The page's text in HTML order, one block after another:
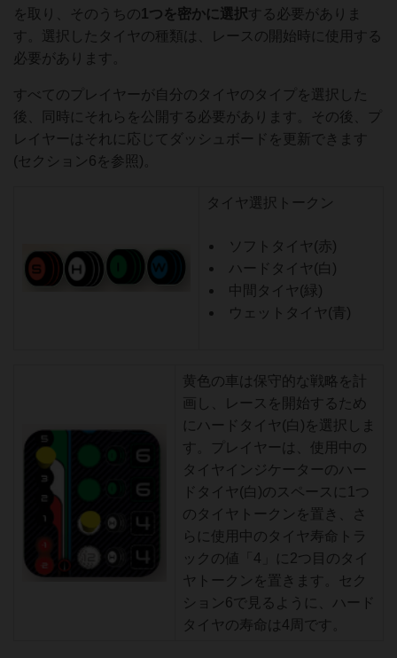
を取り、そのうちの1つを密かに選択する必要がありま
す。選択したタイヤの種類は、レースの開始時に使用する
必要があります。
すべてのプレイヤーが自分のタイヤのタイプを選択した
後、同時にそれらを公開する必要があります。その後、プ
レイヤーはそれに応じてダッシュボードを更新できます
(セクション6を参照)。
タイヤ選択トークン
ソフトタイヤ(赤)
ハードタイヤ(白)
中間タイヤ(緑)
ウェットタイヤ(青)
黄色の車は保守的な戦略を計
画し、レースを開始するため
にハードタイヤ(白)を選択しま
す。プレイヤーは、使用中の
タイヤインジケーターのハー
ドタイヤ(白)のスペースに1つ
のタイヤトークンを置き、さ
らに使用中のタイヤ寿命トラ
ックの値「4」に2つ目のタイ
ヤトークンを置きます。セク
ション6で見るように、ハード
タイヤの寿命は4周です。